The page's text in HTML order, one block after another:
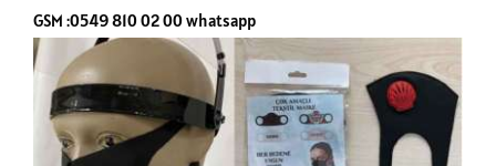
GSM :0549 810 02 00 whatsapp